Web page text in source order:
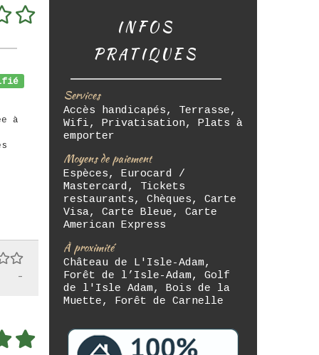
à
-
INFOS
PRATIQUES
Services
Accès handicapés, Terrasse,
Wifi, Privatisation, Plats à
emporter
Moyens de paiement
Espèces, Eurocard /
Mastercard, Tickets
restaurants, Chèques, Carte
Visa, Carte Bleue, Carte
American Express
À proximité
Château de L'Isle-Adam,
Forêt de l’Isle-Adam, Golf
de l'Isle Adam, Bois de la
Muette, Forêt de Carnelle